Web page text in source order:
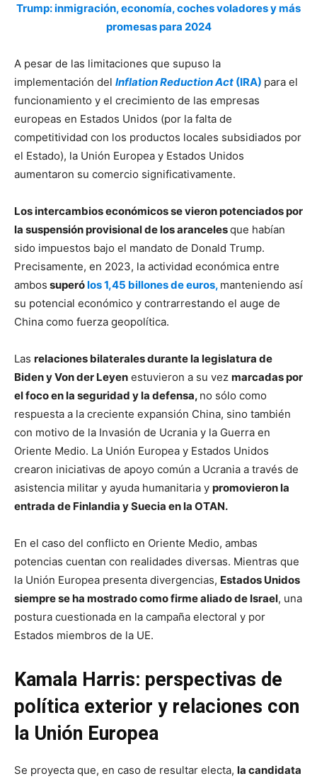
Trump: inmigración, economía, coches voladores y más
promesas para 2024
A pesar de las limitaciones que supuso la
implementación del Inflation Reduction Act (IRA) para el
funcionamiento y el crecimiento de las empresas
europeas en Estados Unidos (por la falta de
competitividad con los productos locales subsidiados por
el Estado), la Unión Europea y Estados Unidos
aumentaron su comercio significativamente.
Los intercambios económicos se vieron potenciados por
la suspensión provisional de los arancelesque habían
sido impuestos bajo el mandato de Donald Trump.
Precisamente, en 2023, la actividad económica entre
ambos superólos 1,45 billones de euros, manteniendo así
su potencial económico y contrarrestando el auge de
China como fuerza geopolítica.
Las relaciones bilaterales durante la legislatura de
Biden y Von der Leyen estuvieron a su vez marcadas por
el foco en la seguridad y la defensa, no sólo como
respuesta a la creciente expansión China, sino también
con motivo de la Invasión de Ucrania y la Guerra en
Oriente Medio. La Unión Europea y Estados Unidos
crearon iniciativas de apoyo común a Ucrania a través de
asistencia militar y ayuda humanitaria y promovieron la
entrada de Finlandia y Suecia en la OTAN.
En el caso del conflicto en Oriente Medio, ambas
potencias cuentan con realidades diversas. Mientras que
la Unión Europea presenta divergencias, Estados Unidos
siempre se ha mostrado como firme aliado de Israel, una
postura cuestionada en la campaña electoral y por
Estados miembros de la UE.
Kamala Harris: perspectivas de
política exterior y relaciones con
la Unión Europea
Se proyecta que, en caso de resultar electa, la candidata